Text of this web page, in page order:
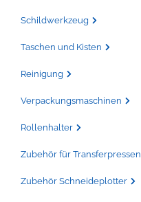
Schildwerkzeug
Taschen und Kisten
Reinigung
Verpackungsmaschinen
Rollenhalter
Zubehör für Transferpressen
Zubehör Schneideplotter